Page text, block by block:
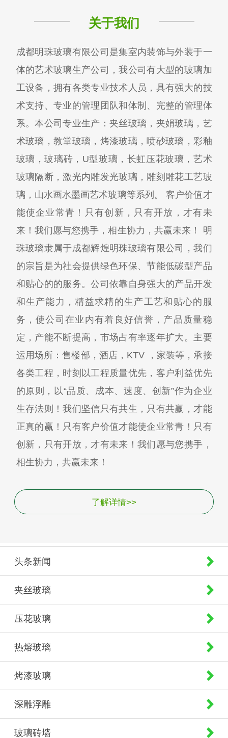
关于我们
成都明珠玻璃有限公司是集室内装饰与外装于一
体的艺术玻璃生产公司，我公司有大型的玻璃加
工设备，拥有各类专业技术人员，具有强大的技
术支持、专业的管理团队和体制、完整的管理体
系。本公司专业生产：夹丝玻璃，夹娟玻璃，艺
术玻璃，教堂玻璃，烤漆玻璃，喷砂玻璃，彩釉
玻璃，玻璃砖，U型玻璃，长虹压花玻璃，艺术
玻璃隔断，激光内雕发光玻璃，雕刻雕花工艺玻
璃，山水画水墨画艺术玻璃等系列。 客户价值才
能使企业常青！只有创新，只有开放，才有未
来！我们愿与您携手，相生协力，共赢未来！ 明
珠玻璃隶属于成都辉煌明珠玻璃有限公司，我们
的宗旨是为社会提供绿色环保、节能低碳型产品
和贴心的的服务。公司依靠自身强大的产品开发
和生产能力，精益求精的生产工艺和贴心的服
务，使公司在业内有着良好信誉，产品质量稳
定，产能不断提高，市场占有率逐年扩大。主要
运用场所：售楼部，酒店，KTV ，家装等，承接
各类工程，时刻以工程质量优先，客户利益优先
的原则，以“品质、成本、速度、创新”作为企业
生存法则！我们坚信只有共生，只有共赢，才能
正真的赢！只有客户价值才能使企业常青！只有
创新，只有开放，才有未来！我们愿与您携手，
相生协力，共赢未来！
了解详情>>
头条新闻
夹丝玻璃
压花玻璃
热熔玻璃
烤漆玻璃
深雕浮雕
玻璃砖墙